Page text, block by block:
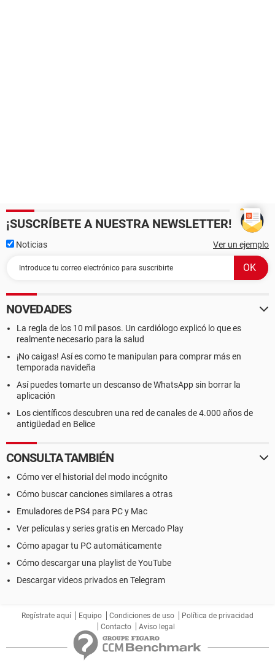
¡SUSCRÍBETE A NUESTRA NEWSLETTER!
Noticias Ver un ejemplo
NOVEDADES
La regla de los 10 mil pasos. Un cardiólogo explicó lo que es
realmente necesario para la salud
¡No caigas! Así es como te manipulan para comprar más en
temporada navideña
Así puedes tomarte un descanso de WhatsApp sin borrar la
aplicación
Los científicos descubren una red de canales de 4.000 años de
antigüedad en Belice
CONSULTA TAMBIÉN
Cómo ver el historial del modo incógnito
Cómo buscar canciones similares a otras
Emuladores de PS4 para PC y Mac
Ver películas y series gratis en Mercado Play
Cómo apagar tu PC automáticamente
Cómo descargar una playlist de YouTube
Descargar videos privados en Telegram
Regístrate aquí Equipo Condiciones de uso
Política de privacidad
Contacto
Aviso legal